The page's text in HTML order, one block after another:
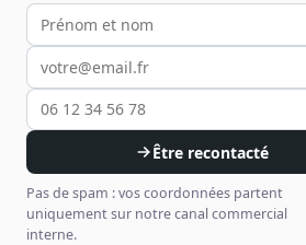
Votre prénom et nom
Votre email
Votre téléphone
Être recontacté
Pas de spam : vos coordonnées partent
uniquement sur notre canal commercial
interne.